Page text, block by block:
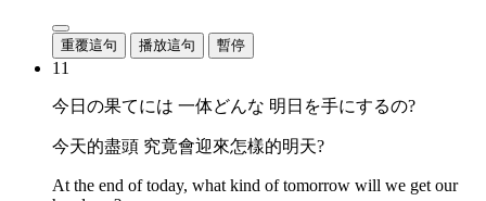
重覆這句 播放這句 暫停
11
今日の果てには 一体どんな 明日を手にするの?
今天的盡頭 究竟會迎來怎樣的明天?
At the end of today, what kind of tomorrow will we get our